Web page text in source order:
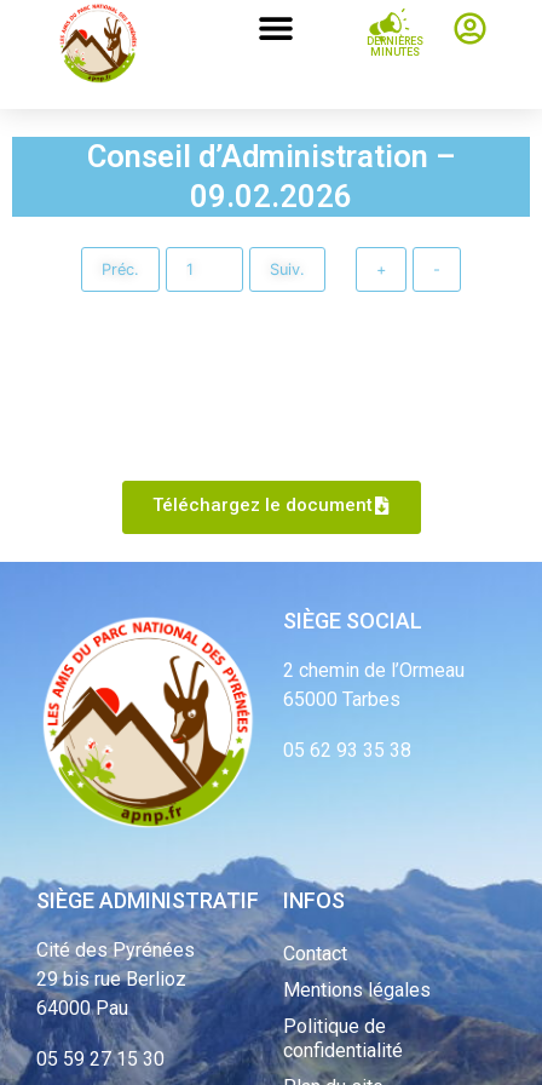
DERNIÈRES
MINUTES
Conseil d’Administration –
09.02.2026
Préc. Suiv. + -
Téléchargez le document
SIÈGE SOCIAL
2 chemin de l’Ormeau
65000 Tarbes
05 62 93 35 38
SIÈGE ADMINISTRATIF
Cité des Pyrénées
29 bis rue Berlioz
64000 Pau
05 59 27 15 30
INFOS
Contact
Mentions légales
Politique de
confidentialité